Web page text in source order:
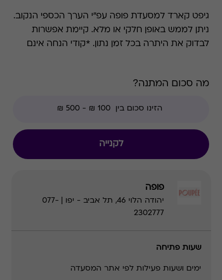
גיפט קארד למסעדת פופה עפ"י הערך הכספי הנקוב.
ניתן לממש באופן חלקי או מלא. קיימת אפשרות
לבדוק את היתרה בכל זמן נתון. *קודי הנחה אינם
מה סכום המתנה?
לקנייה
פופה
יהודה הלוי 46, תל אביב - יפו | 077-
2302777
שעות פתיחה
ימים ושעות פעילות לפי אתר המסעדה